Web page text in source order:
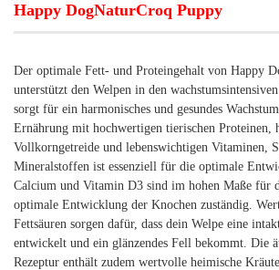
Happy DogNaturCroq Puppy
Der optimale Fett- und Proteingehalt von Happy
unterstützt den Welpen in den
sorgt für ein harmonisches und gesundes
Ernährung mit hochwertigen tierischen Proteinen,
Vollkorngetreide und lebenswichtigen Vitaminen,
Mineralstoffen ist essenziell für die optimale
Calcium und Vitamin D3 sind im hohen Maße für
optimale Entwicklung der Knochen zuständig.
Fettsäuren sorgen dafür, dass dein Welpe eine
entwickelt und ein glänzendes Fell bekommt. Die
Rezeptur enthält zudem wertvolle heimische